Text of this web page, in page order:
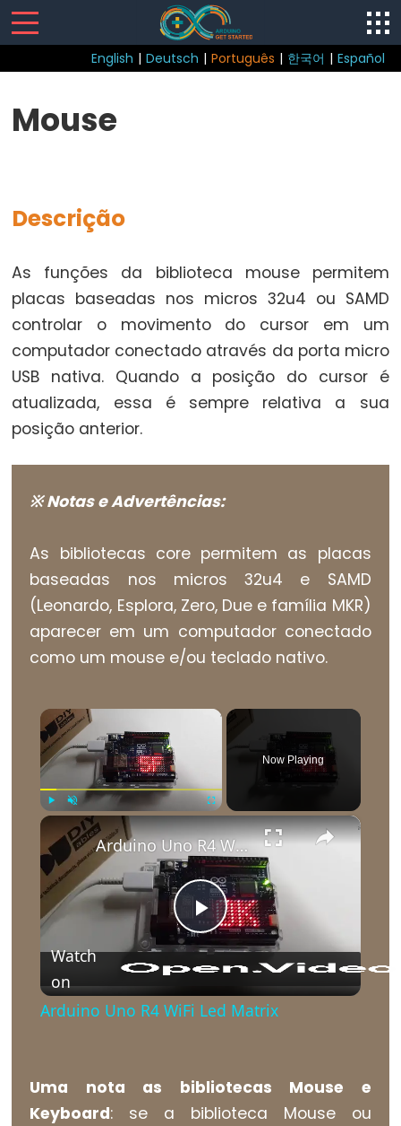
English | Deutsch | Português | 한국어 | Español
Structure
break
continue
do...while
else
for
return
while
Further
(comentário
bloco)
(chaves)
#define
(define)
(include)
(ponto
(comentário)
Mouse
Descrição
As funções da biblioteca mouse permitem
placas baseadas nos micros 32u4 ou SAMD
controlar o movimento do cursor em um
computador conectado através da porta micro
USB nativa. Quando a posição do cursor é
atualizada, essa é sempre relativa a sua
posição anterior.
※ Notas e Advertências:
As bibliotecas core permitem as placas
baseadas nos micros 32u4 e SAMD
(Leonardo, Esplora, Zero, Due e família MKR)
aparecer em um computador conectado
como um mouse e/ou teclado nativo.
×
Unmute
Now Playing
×
Play
Video
Arduino Uno R4 WiFi Led Matrix
Watch
on
Arduino Uno R4 WiFi Led Matrix
Uma nota as bibliotecas Mouse e
Keyboard: se a biblioteca Mouse ou